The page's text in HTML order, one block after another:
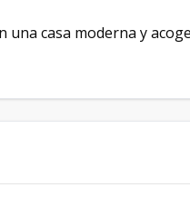
una casa moderna y